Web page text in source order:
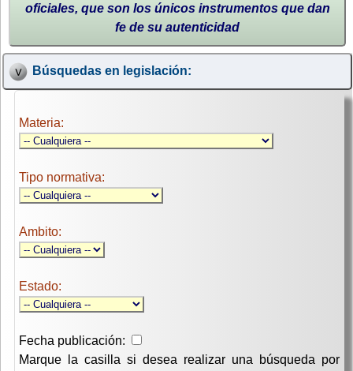
oficiales, que son los únicos instrumentos que dan
fe de su autenticidad
Búsquedas en legislación:
Materia:
Tipo normativa:
Ambito:
Estado:
Fecha publicación:
Marque la casilla si desea realizar una búsqueda por